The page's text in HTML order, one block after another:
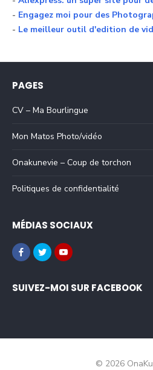
- Engagez moi pour des
- Le meilleur outil d'edition de
PAGES
CV – Ma Bourlingue
Mon Matos Photo/vidéo
Onakunevie – Coup de torchon
Politiques de confidentialité
MÉDIAS SOCIAUX
SUIVEZ-MOI SUR FACEBOOK
© 2026